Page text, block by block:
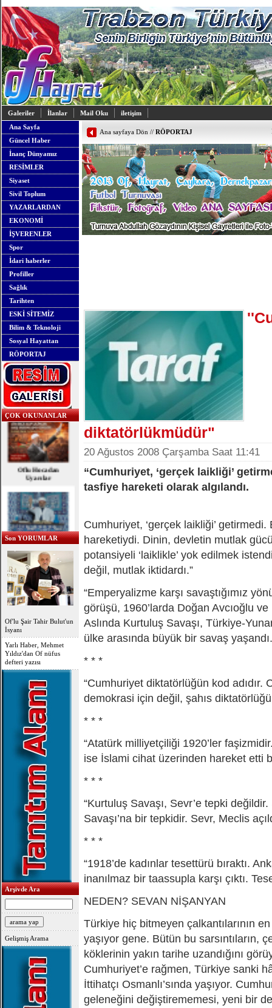
Galeriler İlanlar Mail Oku
iletişim
Ana Sayfa
Güncel Haber
İnanç Dünyamız
RESİMLER
Siyaset
Sivil Toplum
YAZARLARDAN
EKONOMİ
İŞVERENLER
Spor
İdari haberler
Profiller
Sağlık
Tarihten
ESKİ SİTEMİZ
Bilim & Teknoloji
Sosyal Hayattan
RÖPORTAJ
ÇOK OKUNANLAR
Oflu Hocadan
Uyarılar
OFLU HOCA'DAN
TOPLUMSAL UYARI
Son YORUMLAR
Of'lu Şair Tahir Bulut'un
İsyanı
Yarlı Haber, Mehmet
Yıldız'dan Of nüfus
defteri yazısı
Arşivde Ara
Gelişmiş Arama
Ana sayfaya Dön // RÖPORTAJ
diktatörlükmüdür"
20 Ağustos 2008 Çarşamba Saat 11:41
“Cumhuriyet, ‘gerçek laikliği’
tasfiye hareketi olarak algılandı.
Cumhuriyet, ‘gerçek laikliği’
hareketiydi. Dinin, devletin mutlak
potansiyeli ‘laiklikle’ yok edilmek
değil, mutlak iktidardı.”
“Emperyalizme karşı savaştığımız
görüşü, 1960’larda Doğan Avcıoğlu
Aslında Kurtuluş Savaşı, Türkiye-
ülke arasında büyük bir savaş
* * *
“Cumhuriyet diktatörlüğün kod adıdır.
demokrasi için değil, şahıs
* * *
“Atatürk milliyetçiliği 1920’ler
ise İslami cihat üzerinden hareket etti
* * *
“Kurtuluş Savaşı, Sevr’e tepki
Savaşı’na bir tepkidir. Sevr, Meclis
* * *
“1918’de kadınlar tesettürü bıraktı.
inanılmaz bir taassupla karşı çıktı.
NEDEN? SEVAN NİŞANYAN
Türkiye hiç bitmeyen çalkantılarının
yaşıyor gene. Bütün bu sarsıntıların,
köklerinin yakın tarihe uzandığını
Cumhuriyet’e rağmen, Türkiye sanki
İttihatçı Osmanlı’sında yaşıyor.
geleneğini değiştirememesi, yeni bir